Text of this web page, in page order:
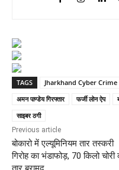
TAGS Jharkhand Cyber Crime
अमन पाण्डेय गिरफ्तार
फर्जी लोन ऐप
साइबर ठगी
Previous article
बोकारो में एल्यूमिनियम तार तस्करी
गिरोह का भंडाफोड़, 70 किलो चोरी